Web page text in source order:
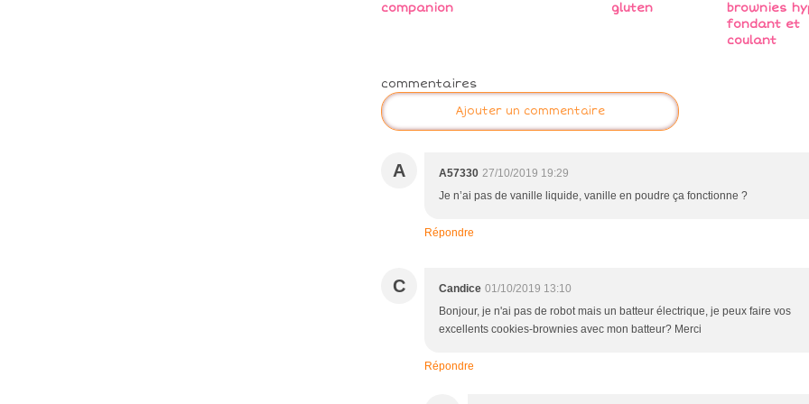
companion gluten
brownies
fondant et
coulant
commentaires
Ajouter un commentaire
A A57330 27/10/2019 19:29
Je n’ai pas de vanille liquide, vanille en poudre ça fonctionne ?
Répondre
C Candice 01/10/2019 13:10
Bonjour, je n'ai pas de robot mais un batteur électrique, je peux faire vos
excellents cookies-brownies avec mon batteur? Merci
Répondre